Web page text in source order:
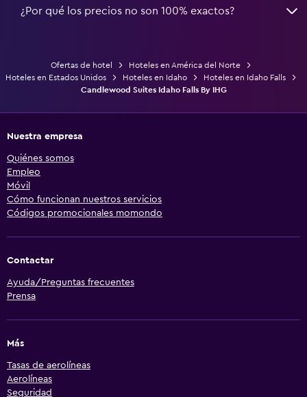
¿Por qué los precios no son 100% exactos?
Ofertas de hotel
Hoteles en América del Norte
Hoteles en Estados Unidos
Hoteles en Idaho
Hoteles en Idaho Falls
Candlewood Suites Idaho Falls By IHG
Nuestra empresa
Quiénes somos
Empleo
Móvil
Cómo funcionan nuestros servicios
Códigos promocionales momondo
Contactar
Ayuda/Preguntas frecuentes
Prensa
Más
Tasas de aerolíneas
Aerolíneas
Seguridad